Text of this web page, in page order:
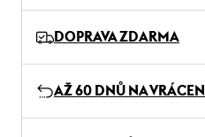
DOPRAVA ZDARMA
AŽ 60 DNŮ NA VRÁCENÍ